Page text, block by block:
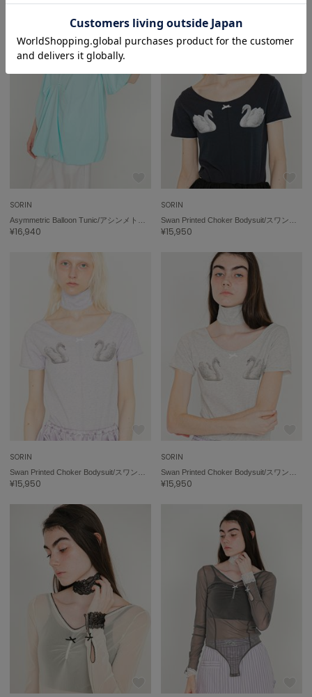
SORIN
¥16,940
SORIN
¥15,950
SORIN
¥15,950
SORIN
¥15,950